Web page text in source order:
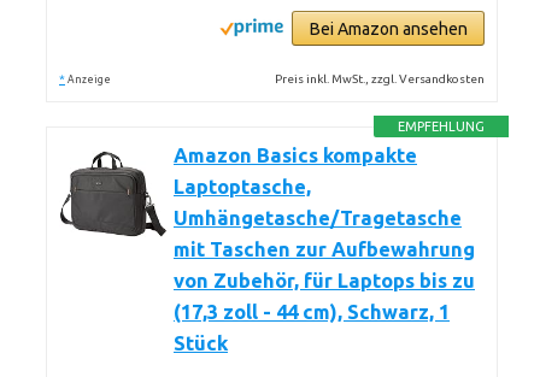
Bei Amazon ansehen
* Anzeige Preis inkl. MwSt., zzgl. Versandkosten
EMPFEHLUNG
Amazon Basics kompakte
Laptoptasche,
Umhängetasche/Tragetasche
mit Taschen zur Aufbewahrung
von Zubehör, für Laptops bis zu
(17,3 zoll - 44 cm), Schwarz, 1
Stück